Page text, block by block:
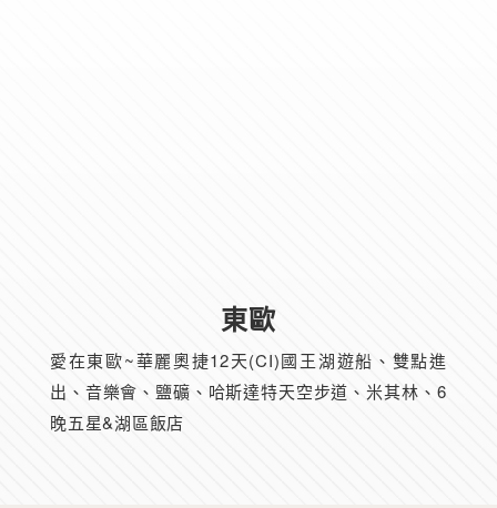
東歐
愛在東歐~華麗奧捷12天(CI)國王湖遊船、雙點進
出、音樂會、鹽礦、哈斯達特天空步道、米其林、6
晚五星&湖區飯店